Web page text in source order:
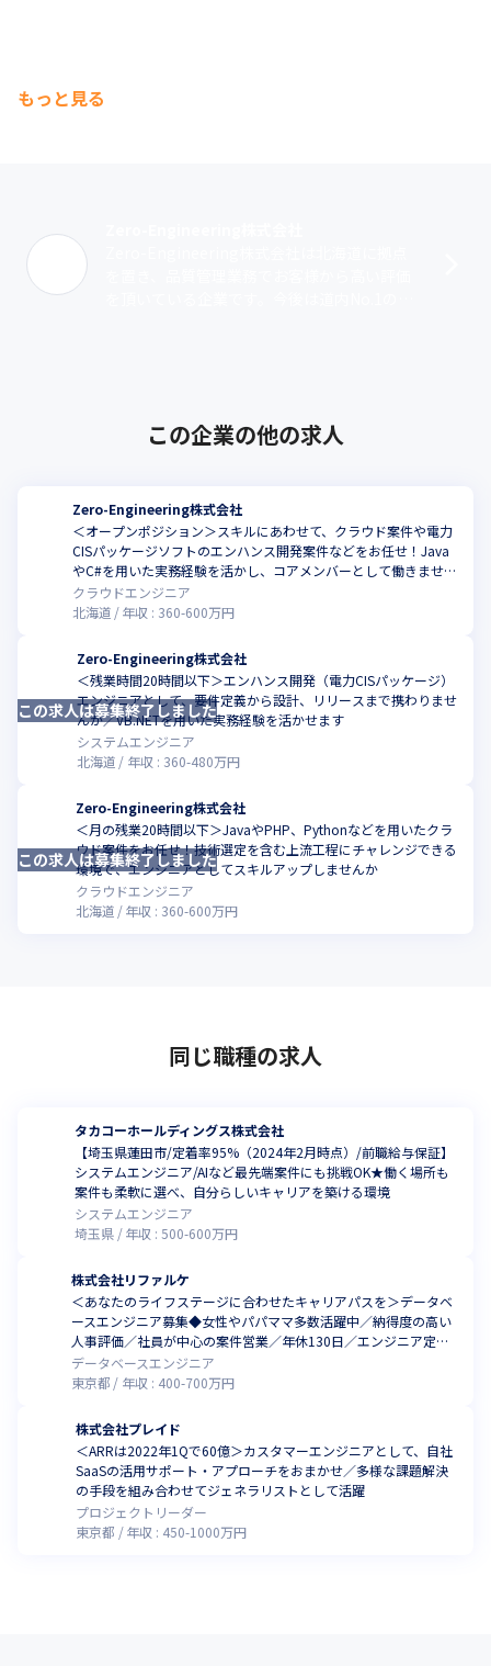
もっと見る
この企業の他の求人
Zero-Engineering株式会社
＜オープンポジション＞スキルにあわせて、クラウド案件や電力
CISパッケージソフトのエンハンス開発案件などをお任せ！Java
やC#を用いた実務経験を活かし、コアメンバーとして働きません
か
クラウドエンジニア
北海道
年収 : 360-600万円
Zero-Engineering株式会社
＜残業時間20時間以下＞エンハンス開発（電力CISパッケージ）
エンジニアとして、要件定義から設計、リリースまで携わりませ
んか／VB.NETを用いた実務経験を活かせます
システムエンジニア
北海道
年収 : 360-480万円
この求人は募集終了しました
Zero-Engineering株式会社
＜月の残業20時間以下＞JavaやPHP、Pythonなどを用いたクラ
ウド案件をお任せ！技術選定を含む上流工程にチャレンジできる
環境で、エンジニアとしてスキルアップしませんか
クラウドエンジニア
北海道
年収 : 360-600万円
この求人は募集終了しました
同じ職種の求人
タカコーホールディングス株式会社
【埼玉県蓮田市/定着率95%（2024年2月時点）/前職給与保証】
システムエンジニア/AIなど最先端案件にも挑戦OK★働く場所も
案件も柔軟に選べ、自分らしいキャリアを築ける環境
システムエンジニア
埼玉県
年収 :500-600万円
株式会社リファルケ
＜あなたのライフステージに合わせたキャリアパスを＞データベ
ースエンジニア募集◆女性やパパママ多数活躍中／納得度の高い
人事評価／社員が中心の案件営業／年休130日／エンジニア定着
率97%
データベースエンジニア
東京都
年収 : 400-700万円
株式会社プレイド
＜ARRは2022年1Qで60億＞カスタマーエンジニアとして、自社
SaaSの活用サポート・アプローチをおまかせ／多様な課題解決
の手段を組み合わせてジェネラリストとして活躍
プロジェクトリーダー
東京都
年収 : 450-1000万円